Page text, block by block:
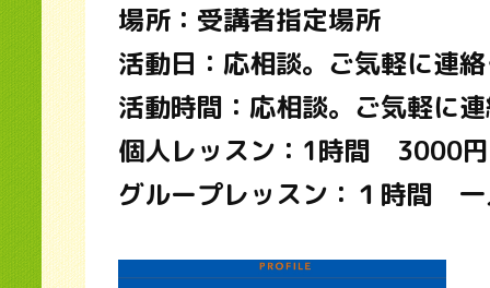
場所：受講者指定場所
活動日：応相談。ご気軽に連
活動時間：応相談。ご気軽に
個人レッスン：1時間 3000円
グループレッスン：１時間